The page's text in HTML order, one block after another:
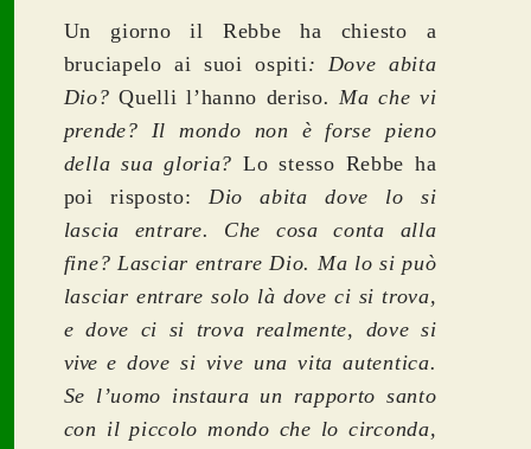
Un giorno il Rebbe ha chiesto a
bruciapelo ai suoi ospiti: Dove abita
Dio?Quelli l’hanno deriso. Ma che vi
prende? Il mondo non è forse pieno
della sua gloria?Lo stesso Rebbe ha
poi risposto: Dio abita dove lo si
lascia entrare. Che cosa conta alla
fine? Lasciar entrare Dio. Ma lo si può
lasciar entrare solo là dove ci si trova,
e dove ci si trova realmente, dove si
vive e dove si vive una vita autentica.
Se l’uomo instaura un rapporto santo
con il piccolo mondo che lo circonda,